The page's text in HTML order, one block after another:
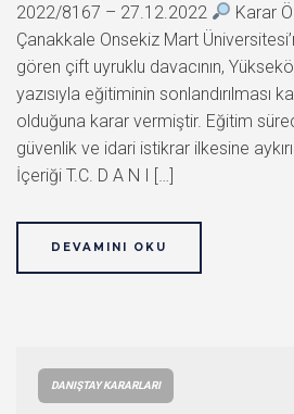
2022/8167 – 27.12.2022
Karar
Çanakkale Onsekiz Mart
gören çift uyruklu davacının,
yazısıyla eğitiminin sonlandırılması
olduğuna karar vermiştir. Eğitim
güvenlik ve idari istikrar ilkesine
İçeriği T.C. D A N I […]
DEVAMINI OKU
DANIŞTAY KARARLARI